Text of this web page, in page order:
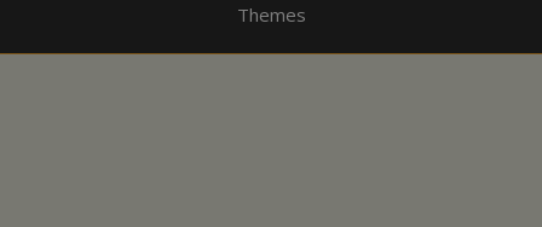
Themes